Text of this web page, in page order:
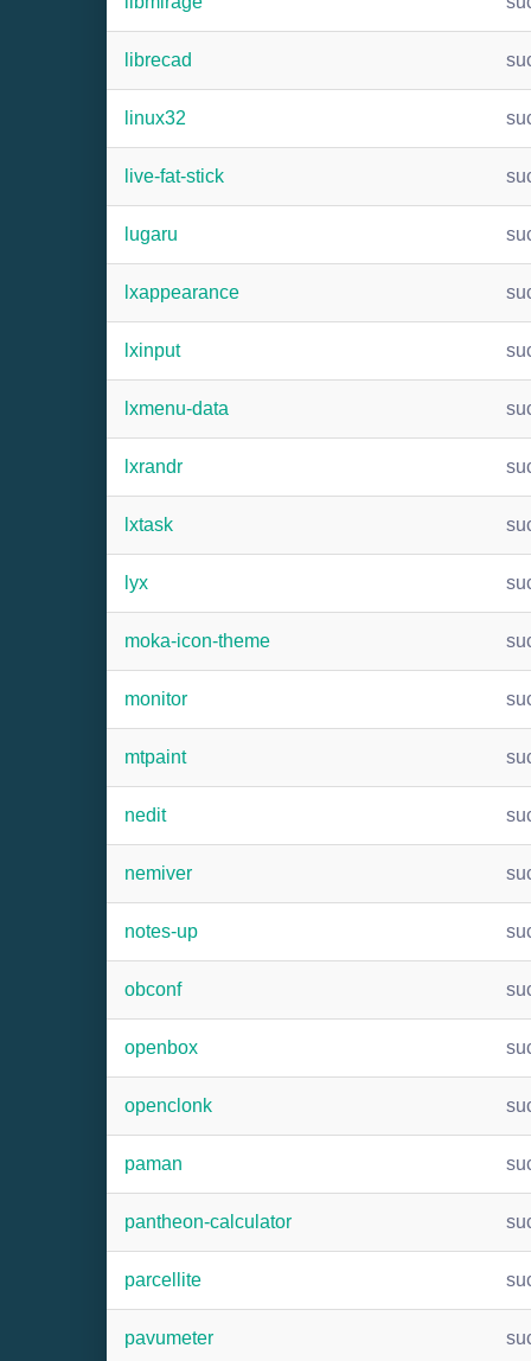
librecad
linux32
live-fat-stick
lugaru
lxappearance
lxinput
lxmenu-data
lxrandr
lxtask
lyx
moka-icon-theme
monitor
mtpaint
nedit
nemiver
notes-up
obconf
openbox
openclonk
paman
pantheon-calculator
parcellite
pavumeter